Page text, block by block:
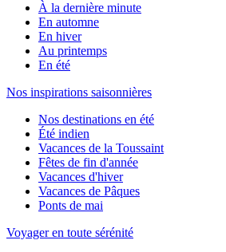
À la dernière minute
En automne
En hiver
Au printemps
En été
Nos inspirations saisonnières
Nos destinations en été
Été indien
Vacances de la Toussaint
Fêtes de fin d'année
Vacances d'hiver
Vacances de Pâques
Ponts de mai
Voyager en toute sérénité